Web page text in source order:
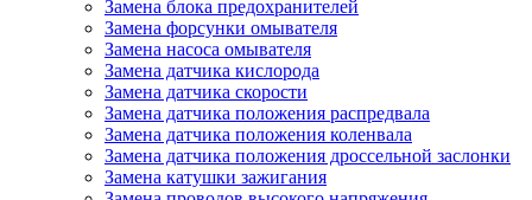
Замена блока предохранителей
Замена форсунки омывателя
Замена насоса омывателя
Замена датчика кислорода
Замена датчика скорости
Замена датчика положения распредвала
Замена датчика положения коленвала
Замена датчика положения дроссельной заслонки
Замена катушки зажигания